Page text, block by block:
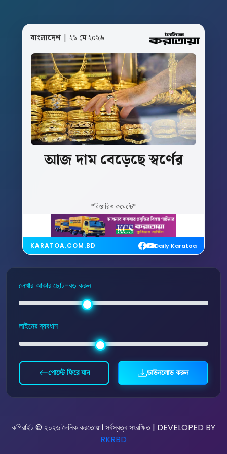
বাংলাদেশ | ২১ মে ২০২৬
আজদামবেড়েছেস্বর্ণের
*বিস্তারিত কমেন্টে*
KARATOA.COM.BD Daily Karatoa
লেখার আকার ছোট-বড় করুন
লাইনের ব্যবধান
পোস্টে ফিরে যান ডাউনলোড করুন
কপিরাইট © ২০২৬ দৈনিক করতোয়া। সর্বস্বত্ব সংরক্ষিত | DEVELOPED BY
RKRBD